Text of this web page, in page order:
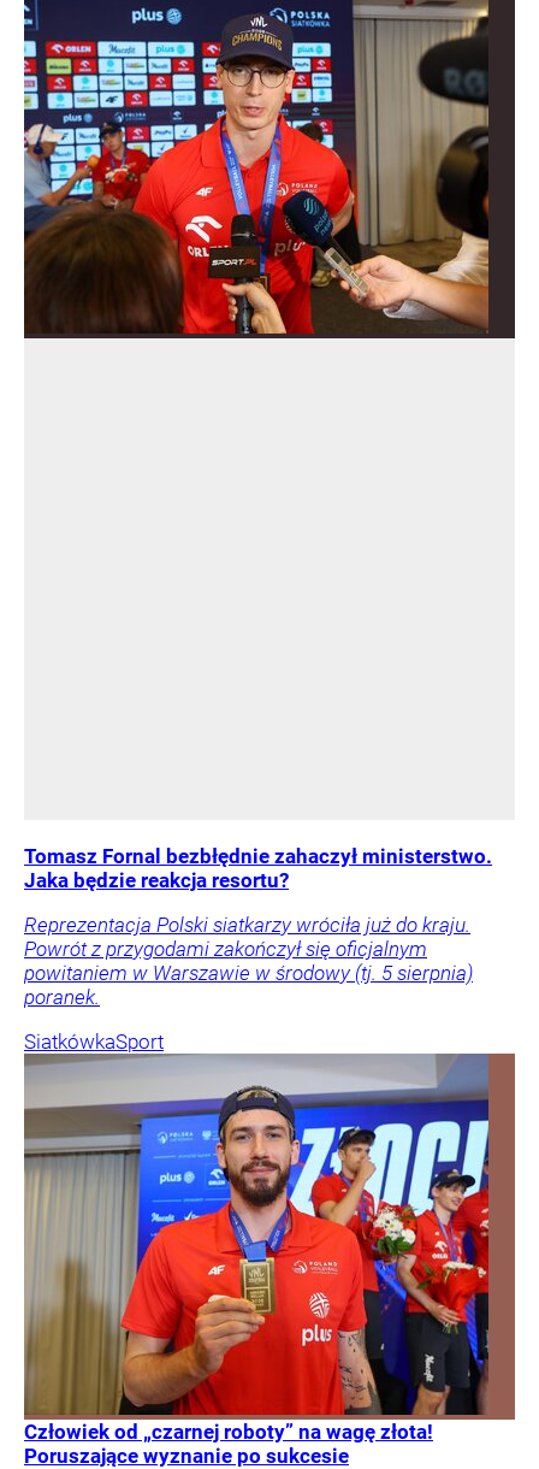
Tomasz Fornal bezbłędnie zahaczył ministerstwo.
Jaka będzie reakcja resortu?
Reprezentacja Polski siatkarzy wróciła już do kraju.
Powrót z przygodami zakończył się oficjalnym
powitaniem w Warszawie w środowy (tj. 5 sierpnia)
poranek.
SiatkówkaSport
Człowiek od „czarnej roboty” na wagę złota!
Poruszające wyznanie po sukcesie